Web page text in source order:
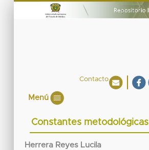
Contacto
Menú
Constantes metodológicas
Herrera Reyes Lucila